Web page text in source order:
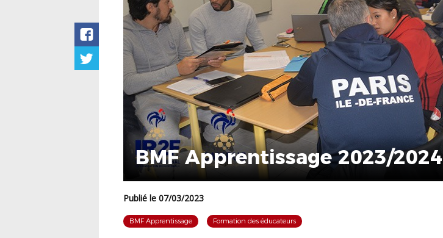
BMF Apprentissage 2023/2024
Publié le 07/03/2023
BMF Apprentissage Formation des éducateurs